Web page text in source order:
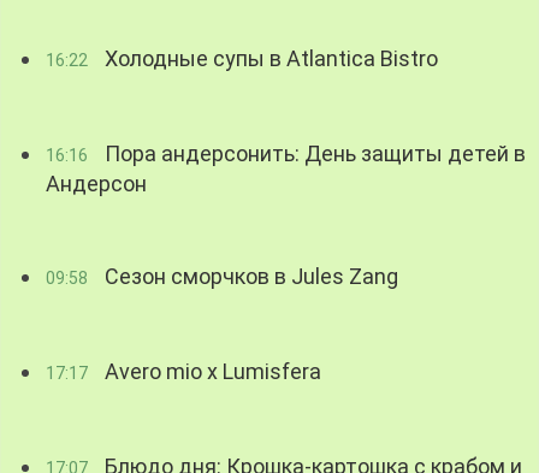
16:22 Холодные супы в Atlantica Bistro
16:16
Пора андерсонить: День защиты детей в
Андерсон
09:58 Сезон сморчков в Jules Zang
17:17 Avero mio x Lumisfera
17:07
Блюдо дня: Крошка-картошка с крабом и